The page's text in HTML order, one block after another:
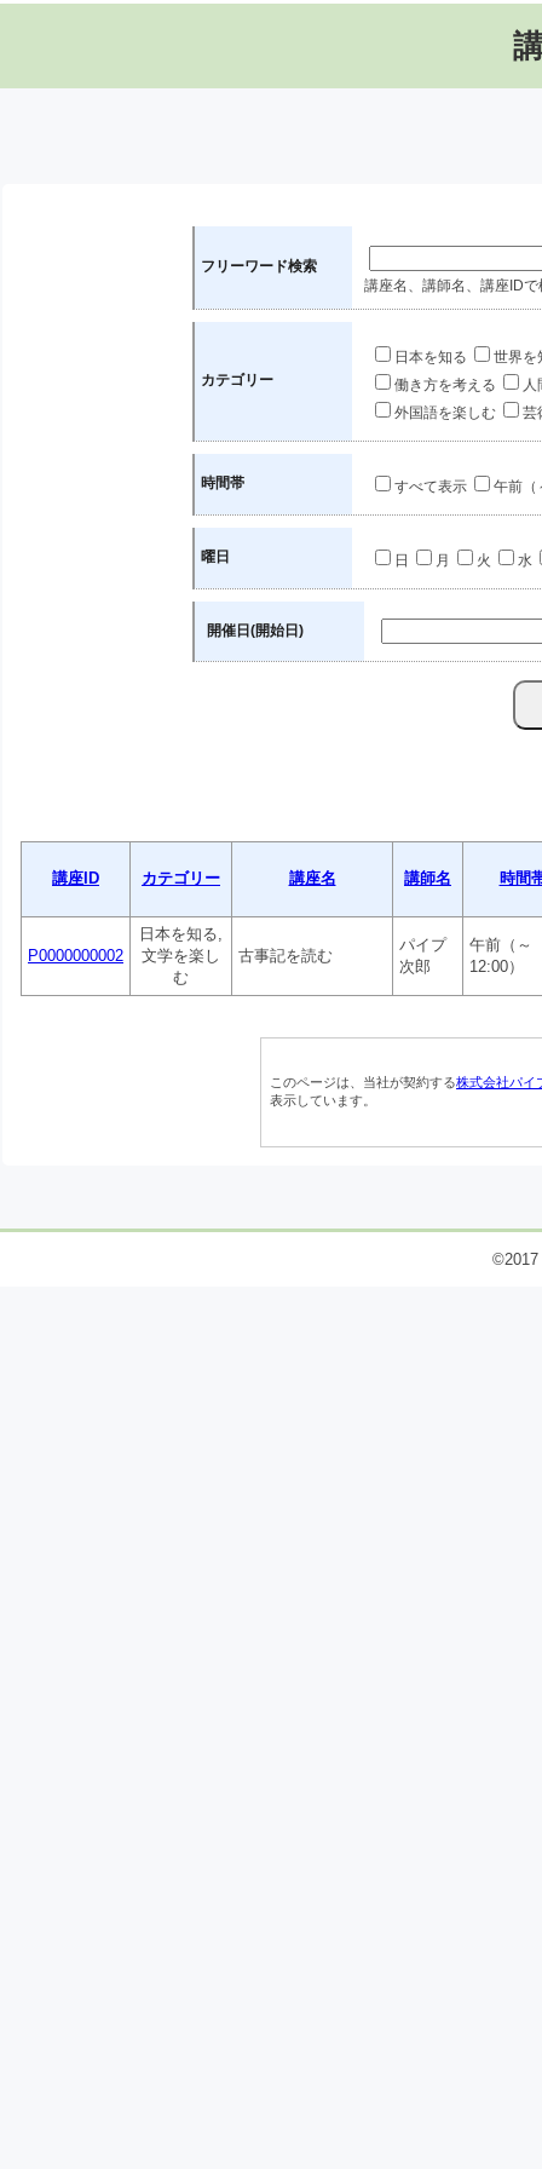
フリーワード検索
講座名、講師名、講座IDで
カテゴリー
日本を知る
世界を
働き方を考える
人
外国語を楽しむ
芸
時間帯 すべて表示 午前（
曜日 日 月 火 水
開催日(開始日)
講座ID カテゴリー 講座名 講師名 時間
P0000000002
日本を知る,
文学を楽し
む
古事記を読む
パイプ
次郎
午前（～
12:00）
このページは、当社が契約する株式会社パイ
表示しています。
©2017